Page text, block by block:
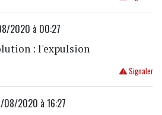
2020 à 00:27
: l'expulsion
Signaler
08/2020 à 16:27